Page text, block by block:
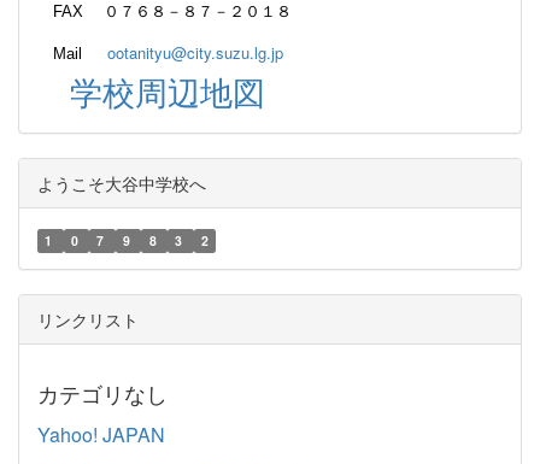
FAX ０７６８－８７－２０１８
Mail ootanityu@city.suzu.lg.jp
学校周辺地図
ようこそ大谷中学校へ
1 0 7 9 8 3 2
リンクリスト
カテゴリなし
Yahoo! JAPAN